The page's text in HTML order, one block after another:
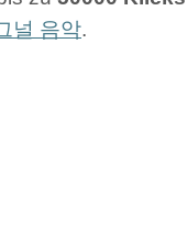
널 음악.